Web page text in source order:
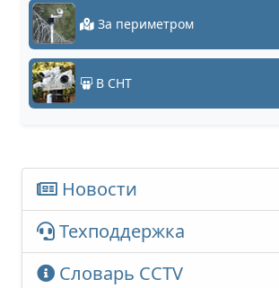
За периметром
В СНТ
Новости
Техподдержка
Словарь CCTV